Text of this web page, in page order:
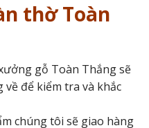
thờ Toàn
gỗ Toàn Thắng sẽ
để kiểm tra và khắc
chúng tôi sẽ giao hàng